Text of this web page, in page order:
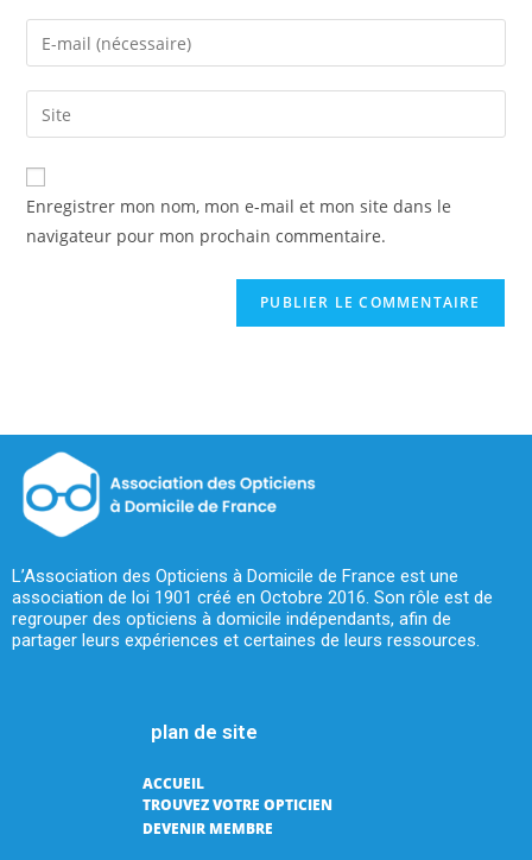
Enregistrer mon nom, mon e-mail et mon site dans le
navigateur pour mon prochain commentaire.
L’Association des Opticiens à Domicile de France est une
association de loi 1901 créé en Octobre 2016. Son rôle est de
regrouper des opticiens à domicile indépendants, afin de
partager leurs expériences et certaines de leurs ressources.
plan de site
ACCUEIL
TROUVEZ VOTRE OPTICIEN
DEVENIR MEMBRE